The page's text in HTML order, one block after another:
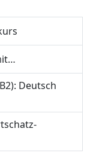
Deutsch